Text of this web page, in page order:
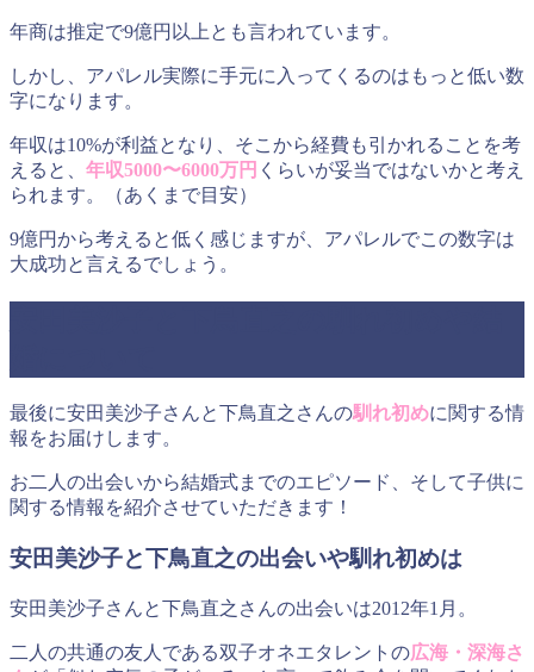
年商は推定で9億円以上とも言われています。
しかし、アパレル実際に手元に入ってくるのはもっと低い数
字になります。
年収は10%が利益となり、そこから経費も引かれることを考
えると、 年収5000〜6000万円 くらいが妥当ではないかと考え
られます。（あくまで目安）
9億円から考えると低く感じますが、アパレルでこの数字は
大成功と言えるでしょう。
最後に安田美沙子さんと下鳥直之さんの馴れ初めに関する情
報をお届けします。
お二人の出会いから結婚式までのエピソード、そして子供に
関する情報を紹介させていただきます！
安田美沙子と下鳥直之の出会いや馴れ初めは
安田美沙子さんと下鳥直之さんの出会いは2012年1月。
二人の共通の友人である双子オネエタレントの広海・深海さ